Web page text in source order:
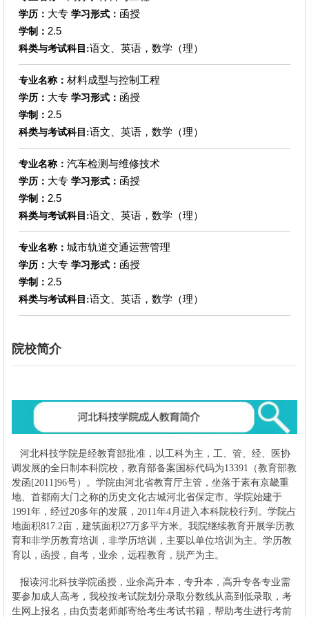
学历： 大专 学习形式： 函授
学制： 2.5
科类与考试科目:语文、英语，数学（理）
专业名称： 材料成型与控制工程
学历： 大专 学习形式： 函授
学制： 2.5
科类与考试科目:语文、英语，数学（理）
专业名称： 汽车检测与维修技术
学历： 大专 学习形式： 函授
学制： 2.5
科类与考试科目:语文、英语，数学（理）
专业名称： 城市轨道交通运营管理
学历： 大专 学习形式： 函授
学制： 2.5
科类与考试科目:语文、英语，数学（理）
院校简介
河北科技学院是经教育部批准，以工科为主，工、管、经、医协
调发展的全日制本科院校，教育部备案国标代码为13391（教育部教
发函[2011]96号）。学院由河北省教育厅主管，坐落于素有京畿重
地、首都南大门之称的历史文化古城河北省保定市。 学院始建于
1991年，经过20多年的发展，2011年4月进入本科院校行列。学院占
地面积817.2亩，建筑面积27万多平方米。 我院继续教育开展学历教
育和非学历教育培训，非学历培训，主要以单位培训为主。学历教
育以，函授，自考，业余，远程教育，脱产为主。
报读河北科技学院函授，业余高升本，专升本，高升专各专业需
要参加成人高考，我校按考试院划分录取分数线从高到低录取，考
生网上报名，由负责老师邮寄给考生考试书籍，帮助考生进行考前